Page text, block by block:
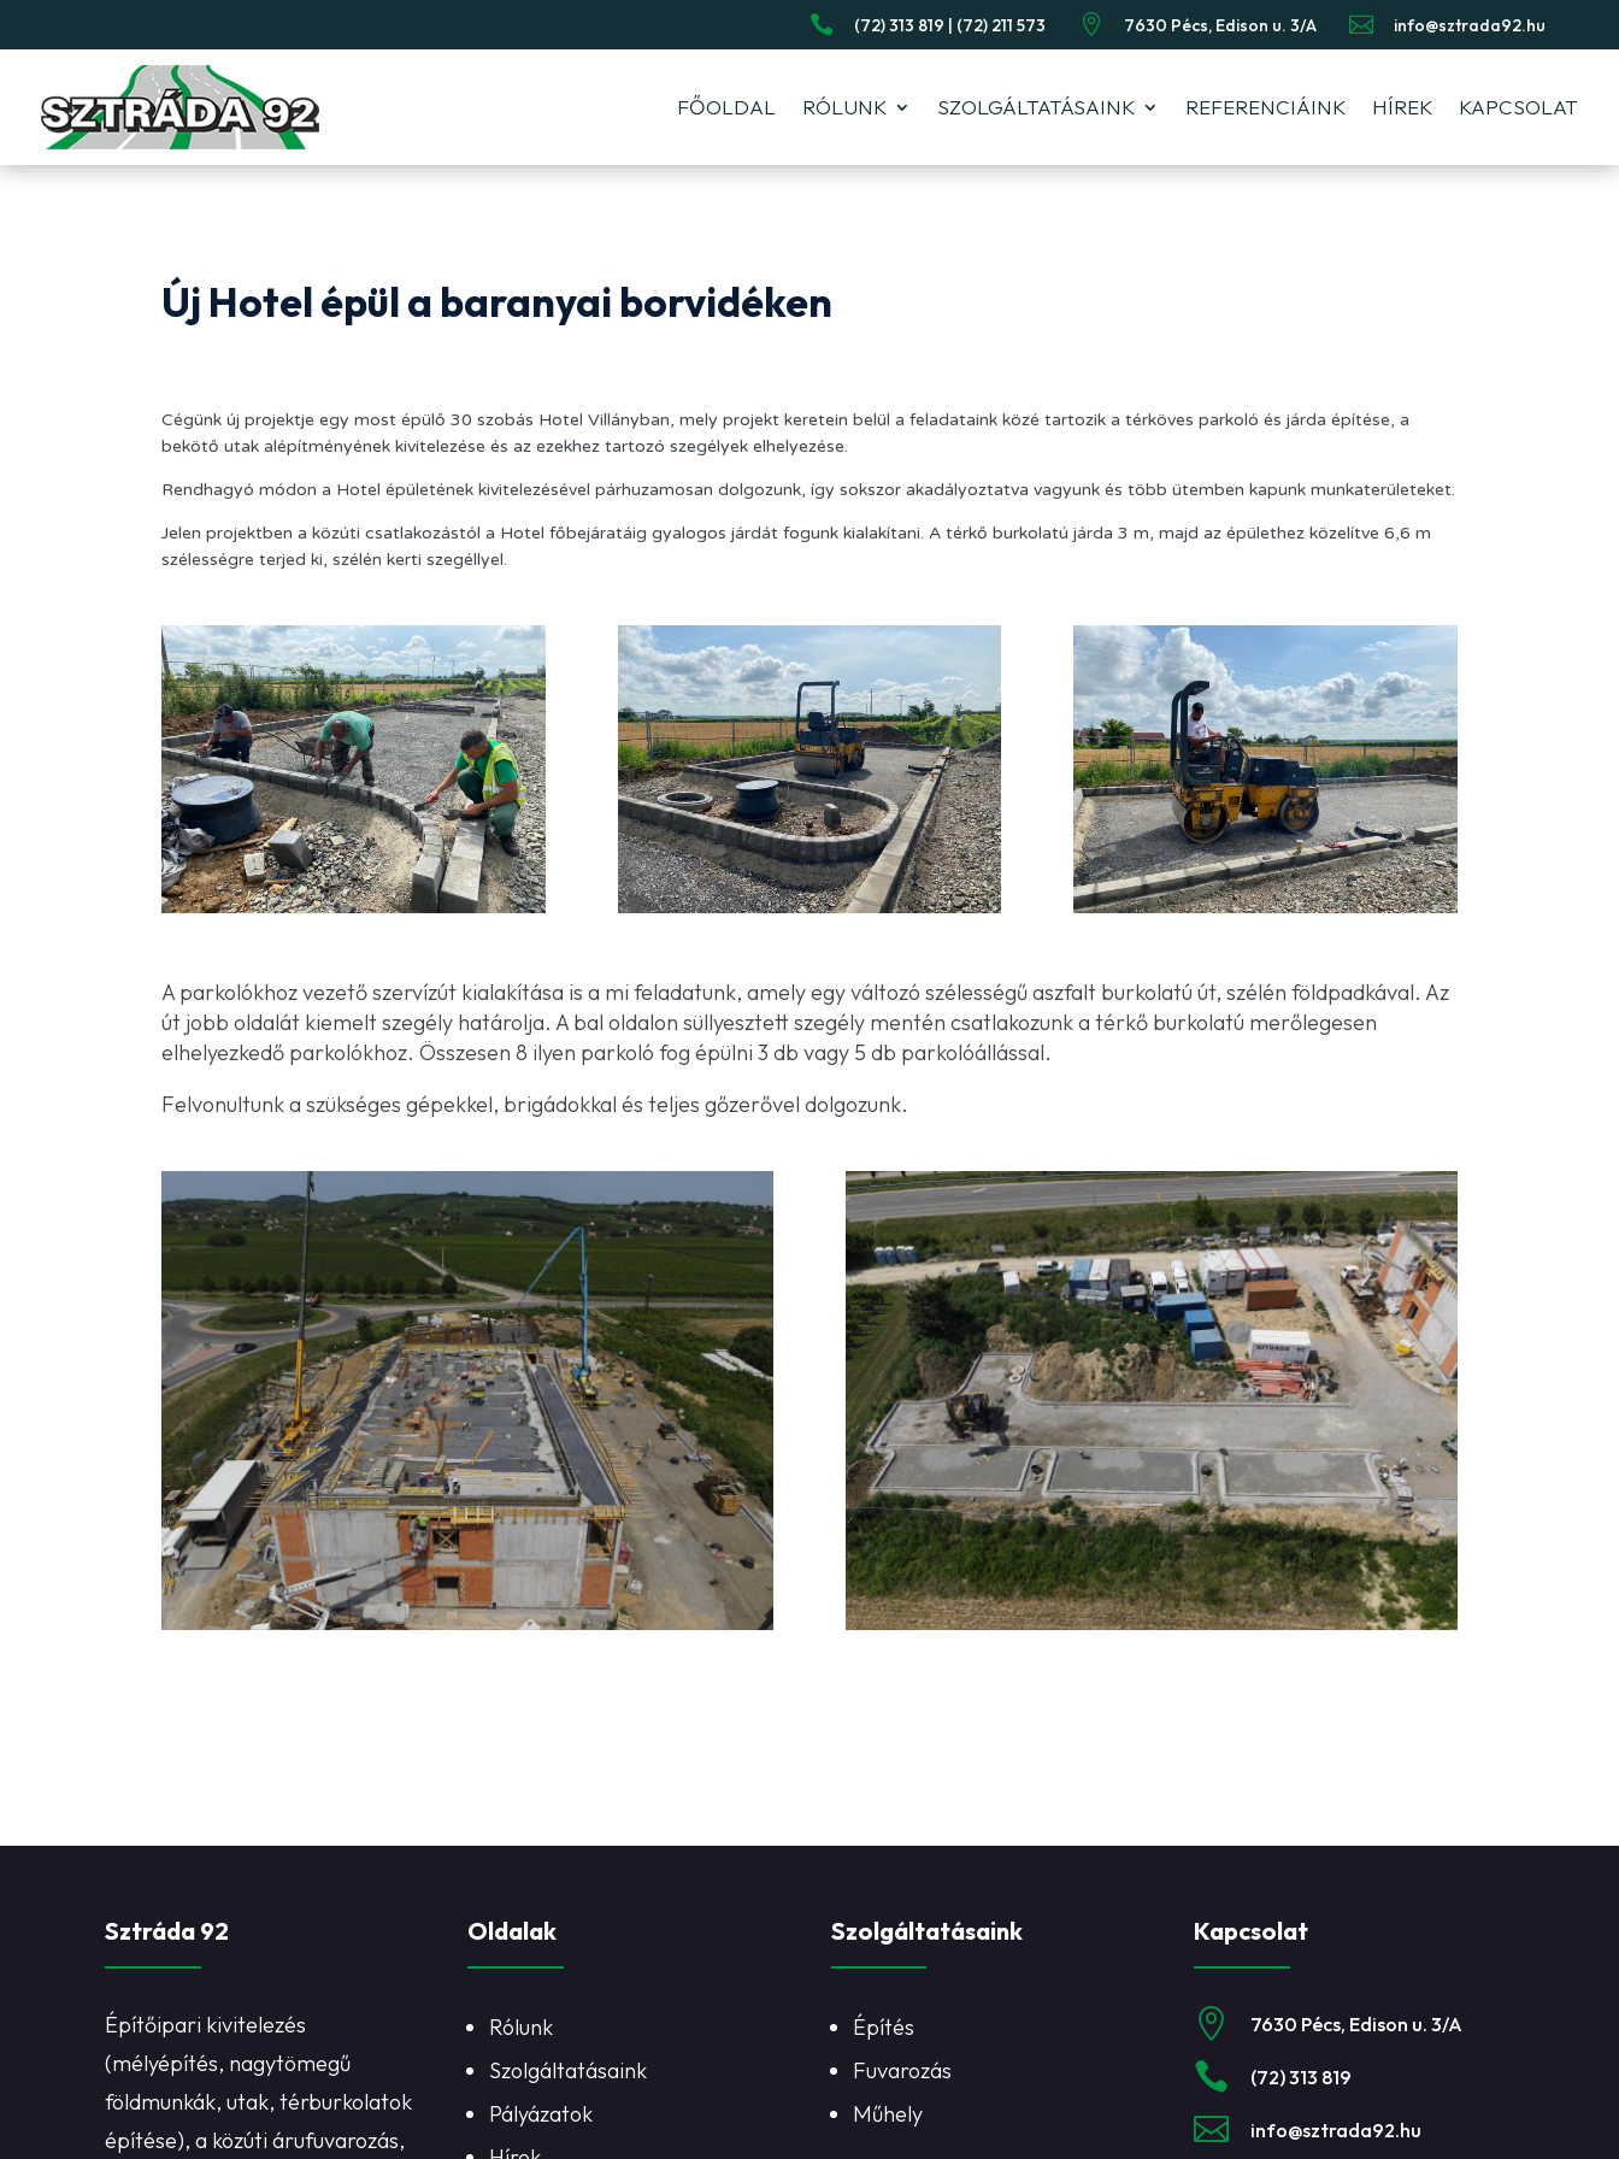
 (72) 313 819 | (72) 211 573  7630 Pécs, Edison u. 3/A  info@sztrada92.hu
FŐOLDAL RÓLUNK SZOLGÁLTATÁSAINK REFERENCIÁINK HÍREK KAPCSOLAT
Új Hotel épül a baranyai borvidéken
Cégünk új projektje egy most épülő 30 szobás Hotel Villányban, mely projekt keretein belül a feladataink közé tartozik a térköves parkoló és járda építése, a
bekötő utak alépítményének kivitelezése és az ezekhez tartozó szegélyek elhelyezése.
Rendhagyó módon a Hotel épületének kivitelezésével párhuzamosan dolgozunk, így sokszor akadályoztatva vagyunk és több ütemben kapunk munkaterületeket.
Jelen projektben a közúti csatlakozástól a Hotel főbejáratáig gyalogos járdát fogunk kialakítani. A térkő burkolatú járda 3 m, majd az épülethez közelítve 6,6 m
szélességre terjed ki, szélén kerti szegéllyel.
A parkolókhoz vezető szervízút kialakítása is a mi feladatunk, amely egy változó szélességű aszfalt burkolatú út, szélén földpadkával. Az
út jobb oldalát kiemelt szegély határolja. A bal oldalon süllyesztett szegély mentén csatlakozunk a térkő burkolatú merőlegesen
elhelyezkedő parkolókhoz. Összesen 8 ilyen parkoló fog épülni 3 db vagy 5 db parkolóállással.
Felvonultunk a szükséges gépekkel, brigádokkal és teljes gőzerővel dolgozunk.
Sztráda 92
Építőipari kivitelezés
(mélyépítés, nagytömegű
földmunkák, utak, térburkolatok
építése), a közúti árufuvarozás,
Oldalak
Rólunk
Szolgáltatásaink
Pályázatok
Szolgáltatásaink
Építés
Fuvarozás
Műhely
Kapcsolat
 7630 Pécs, Edison u. 3/A
 (72) 313 819
 info@sztrada92.hu